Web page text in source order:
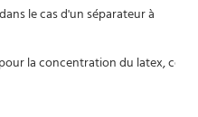
le cas d'un séparateur à